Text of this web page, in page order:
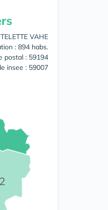
VAHE
: 894 habs.
postal : 59194
insee : 59007